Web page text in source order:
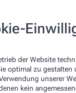
der Website
optimal zu
unserer
kein